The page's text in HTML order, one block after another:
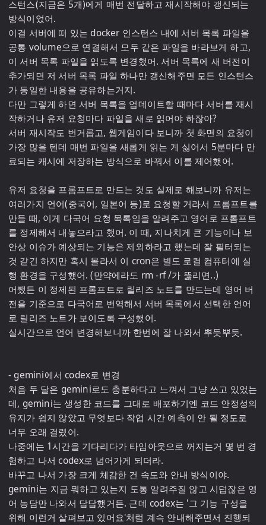
스턴스(지금은 5개)에게 매번 전달하고 재시작해야 갱신되는
방식이었어.
이걸 서버에 떠 있는 docker 인스턴스 내에 서버 목록 파일을
공통 volume으로 연결해서 모두 같은 파일을 바라보게 하고,
이 서버 목록 파일을 읽도록 변경했어. 서버 목록에 새 버전이
추가되면 저 서버 목록 파일 하나만 갱신해주면 모든 인스턴스
가 동일한 내용을 공유하는거지.
다만 그렇게 하면 서버 목록을 업데이트할 때마다 서버를 재시
작하거나 유저 요청마다 파일을 새로 읽어야 하잖아?
서버 재시작도 번거롭고, 웹게임이다 보니까 첫 화면의 요청이
가장 많을 텐데 매번 파일을 새롭게 읽는 게 싫어서 5분마다 만
료되는 캐시에 저장하는 방식으로 바꿔서 이를 제어했어.
유저 요청을 프롬프트로 만드는 것도 실제로 해보니까 유저는
여러가지 언어(중국어, 일본어 등)로 요청할 거라서 프롬프트를
만들 때, 이게 다국어 요청 목록임을 알려주고 영어로 프롬프트
를 정제해서 내놓으라고 했어. 이 때, 지나치게 큰 기능이나 보
안상 이슈가 예상되는 기능은 제외하라고 했는데 잘 필터되는
것 같긴 하지만 혹시 몰라서 이 cron은 별도 로컬 컴퓨터에 실
행 환경을 구성했어. (만약에라도 rm -rf /가 뚫리면..)
어쨌든 이 정제된 프롬프트로 릴리즈 노트를 만드는데 영어 버
전을 기준으로 다국어로 번역해서 서버 목록에서 선택한 언어
로 릴리즈 노트가 보이도록 구성했어.
실시간으로 언어 변경해보니까 한번에 잘 나와서 뿌듯뿌듯.
- gemini에서 codex로 변경
처음 두 달은 gemini로도 충분하다고 느껴서 그냥 쓰고 있었는
데, gemini는 생성한 코드를 그대로 배포하기엔 코드 안정성의
유지가 쉽지 않았고 무엇보다 작업 시간 예측이 안 될 정도로
너무 오래 걸렸어.
나중에는 1시간을 기다리다가 타임아웃으로 꺼지는거 몇 번 경
험하고 나서 codex로 넘어가게 되더라.
바꾸고 나서 가장 크게 체감한 건 속도와 안내 방식이야.
gemini는 지금 뭐하고 있는지 도통 알려주질 않고 시덥잖은 영
어 농담만 나와서 답답했거든. 근데 codex는 '그 기능 구성을
위해 이런거 살펴보고 있어요'처럼 계속 안내해주면서 진행되